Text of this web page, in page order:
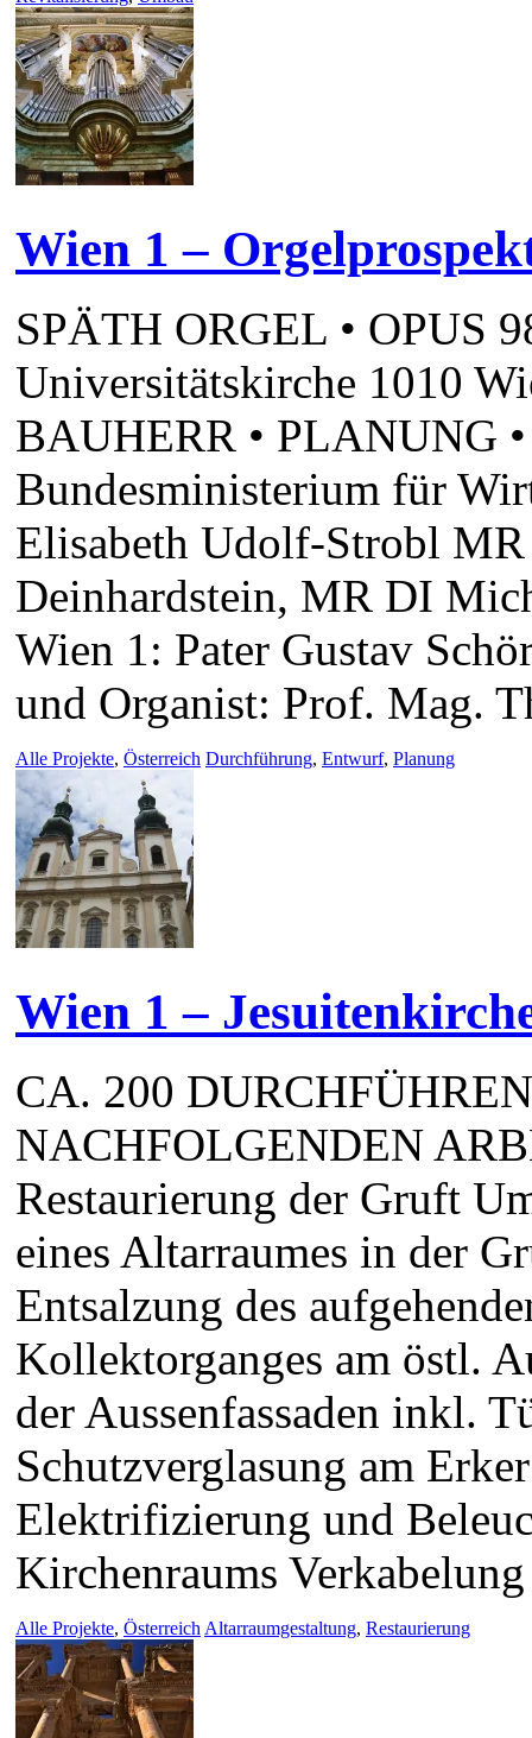
Wien 1 –
SPÄTH ORGEL • OPUS
Universitätskirche 1010
BAUHERR • PLANUNG
Bundesministerium für
Elisabeth Udolf-Strobl
Deinhardstein, MR DI
Wien 1: Pater Gustav
und Organist: Prof. Mag.
Alle Projekte, Österreich Durchführung, Entwurf, Planung
Wien 1 –
CA. 200
NACHFOLGENDEN
Restaurierung der Gruft
eines Altarraumes in der
Entsalzung des
Kollektorganges am östl.
der Aussenfassaden inkl.
Schutzverglasung am
Elektrifizierung und
Kirchenraums
Alle Projekte, Österreich Altarraumgestaltung, Restaurierung